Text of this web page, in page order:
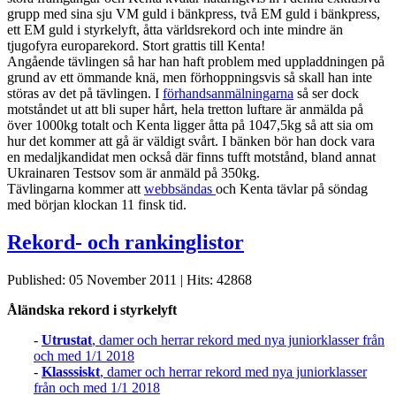
grupp med sina sju VM guld i bänkpress, två EM guld i bänkpress,
ett EM guld i styrkelyft, åtta världsrekord och inte mindre än
tjugofyra europarekord. Stort grattis till Kenta!
Angående tävlingen så har han haft problem med uppladdningen på
grund av ett ömmande knä, men förhoppningsvis så skall han inte
störas av det på tävlingen. I förhandsanmälningarna så ser dock
motståndet ut att bli super hårt, hela tretton luftare är anmälda på
över 1000kg totalt och Kenta ligger åtta på 1047,5kg så att sia om
hur det kommer att gå är väldigt svårt. I bänken bör han dock vara
en medaljkandidat men också där finns tufft motstånd, bland annat
Ukrainaren Testsov som är anmäld på 350kg.
Tävlingarna kommer att webbsändas och Kenta tävlar på söndag
med början klockan 11 finsk tid.
Rekord- och rankinglistor
Published: 05 November 2011 | Hits: 42868
Åländska rekord i styrkelyft
- Utrustat, damer och herrar rekord med nya juniorklasser från
och med 1/1 2018
- Klasssiskt, damer och herrar rekord med nya juniorklasser
från och med 1/1 2018